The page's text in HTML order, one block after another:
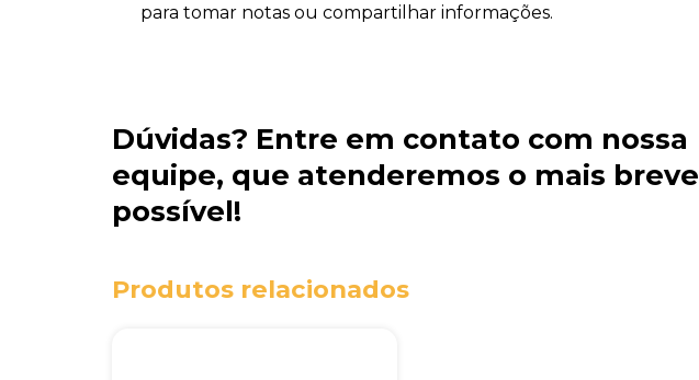
para tomar notas ou compartilhar informações.
Dúvidas? Entre em contato com nossa
equipe, que atenderemos o mais breve
possível!
Produtos relacionados